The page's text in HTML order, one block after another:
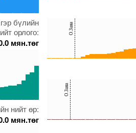
бүлийн
орлого:
мян.төг
нийт өр:
мян.төг
5000000000000005271806
О.Заяа
О.Заяа
0
20